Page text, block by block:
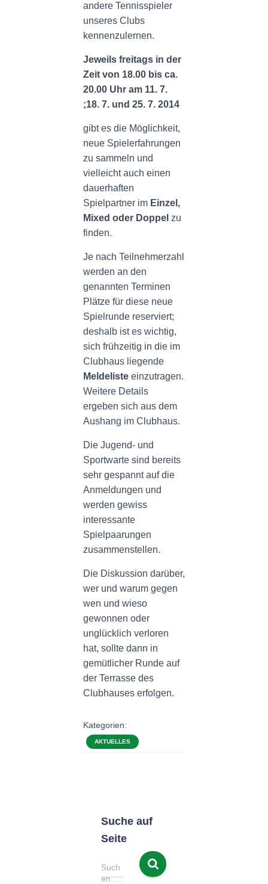
andere Tennisspieler
unseres Clubs
kennenzulernen.
Jeweils freitags in der
Zeit von 18.00 bis ca.
20.00 Uhr am 11. 7.
;18. 7. und 25. 7. 2014
gibt es die Möglichkeit,
neue Spielerfahrungen
zu sammeln und
vielleicht auch einen
dauerhaften
Spielpartner im Einzel,
Mixed oder Doppel zu
finden.
Je nach Teilnehmerzahl
werden an den
genannten Terminen
Plätze für diese neue
Spielrunde reserviert;
deshalb ist es wichtig,
sich frühzeitig in die im
Clubhaus liegende
Meldeliste einzutragen.
Weitere Details
ergeben sich aus dem
Aushang im Clubhaus.
Die Jugend- und
Sportwarte sind bereits
sehr gespannt auf die
Anmeldungen und
werden gewiss
interessante
Spielpaarungen
zusammenstellen.
Die Diskussion darüber,
wer und warum gegen
wen und wieso
gewonnen oder
unglücklich verloren
hat, sollte dann in
gemütlicher Runde auf
der Terrasse des
Clubhauses erfolgen.
Kategorien:
AKTUELLES
Suche auf
Seite
S
u
Such
en …